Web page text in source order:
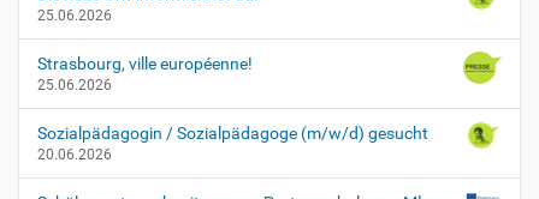
25.06.2026
Strasbourg, ville européenne!
25.06.2026
Sozialpädagogin / Sozialpädagoge (m/w/d) gesucht
20.06.2026